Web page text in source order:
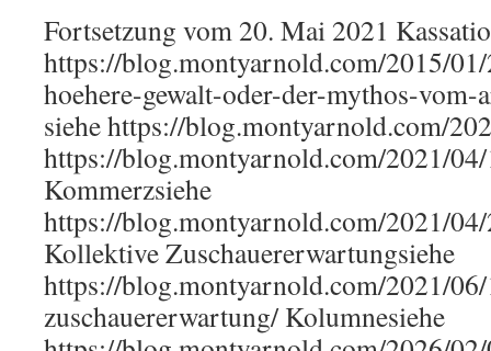
Fortsetzung vom 20. Mai 2021
https://blog.montyarnold.com/2015/
hoehere-gewalt-oder-der-mythos-
siehe https://blog.montyarnold.com/
https://blog.montyarnold.com/2021/
Kommerzsiehe
https://blog.montyarnold.com/2021/
Kollektive Zuschauererwartungsiehe
https://blog.montyarnold.com/2021/
zuschauererwartung/ Kolumnesiehe